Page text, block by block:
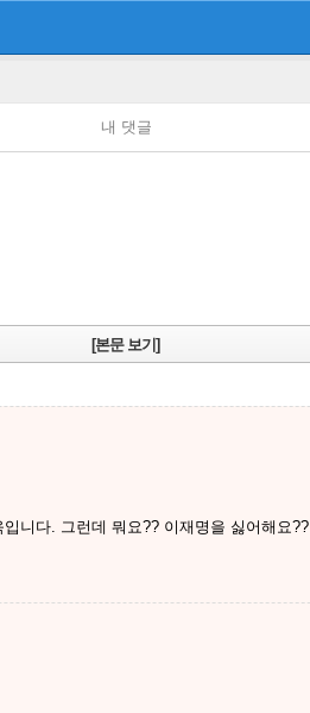
내 댓글
[본문 보기]
니다. 그런데 뭐요?? 이재명을 싫어해요??